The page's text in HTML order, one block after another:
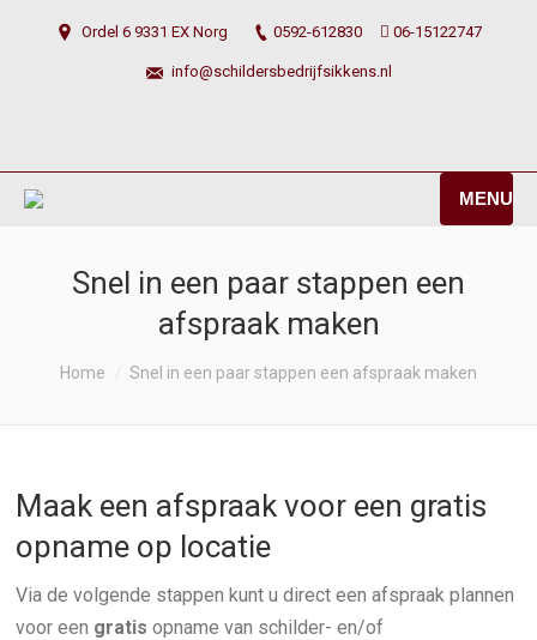
Ordel 6 9331 EX Norg 0592-612830 06-15122747
info@schildersbedrijfsikkens.nl
MENU
Snel in een paar stappen een
afspraak maken
You are here:
Home Snel in een paar stappen een afspraak maken
Maak een afspraak voor een gratis
opname op locatie
Via de volgende stappen kunt u direct een afspraak plannen
voor een gratis opname van schilder- en/of